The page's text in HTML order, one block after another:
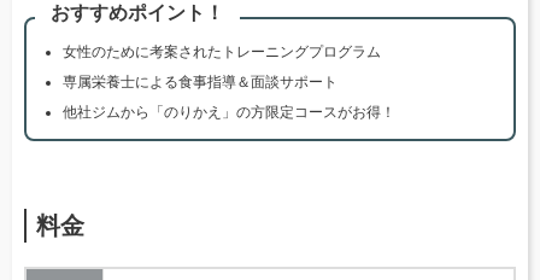
おすすめポイント！
女性のために考案されたトレーニングプログラム
専属栄養士による食事指導＆面談サポート
他社ジムから「のりかえ」の方限定コースがお得！
料金